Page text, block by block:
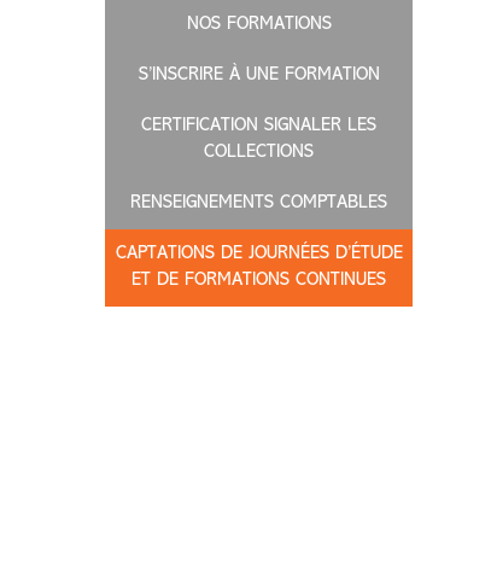
NOS FORMATIONS
S’INSCRIRE À UNE FORMATION
CERTIFICATION SIGNALER LES
COLLECTIONS
RENSEIGNEMENTS COMPTABLES
CAPTATIONS DE JOURNÉES D’ÉTUDE
ET DE FORMATIONS CONTINUES